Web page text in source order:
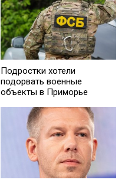
Подростки хотели
подорвать военные
объекты в Приморье